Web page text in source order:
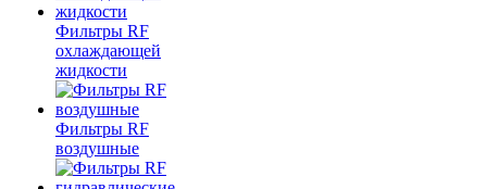
Фильтры RF
охлаждающей
жидкости
Фильтры RF
воздушные